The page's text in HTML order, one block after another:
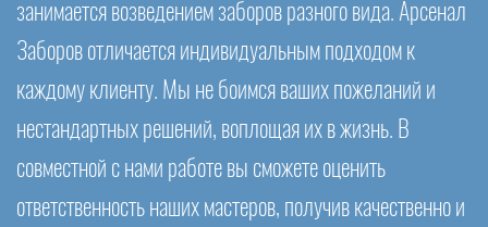
занимается возведением заборов разного вида. Арсенал
Заборов отличается индивидуальным подходом к
каждому клиенту. Мы не боимся ваших пожеланий и
нестандартных решений, воплощая их в жизнь. В
совместной с нами работе вы сможете оценить
ответственность наших мастеров, получив качественно и